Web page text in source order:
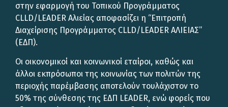
στην εφαρμογή του Τοπικού Προγράμματος
CLLD/LEADER Αλιείας αποφασίζει η “Επιτροπή
Διαχείρισης Προγράμματος CLLD/LEADER ΑΛΙΕΙΑΣ”
(ΕΔΠ).
Οι οικονομικοί και κοινωνικοί εταίροι, καθώς και
άλλοι εκπρόσωποι της κοινωνίας των πολιτών της
περιοχής παρέμβασης αποτελούν τουλάχιστον το
50% της σύνθεσης της ΕΔΠ LEADER, ενώ φορείς που